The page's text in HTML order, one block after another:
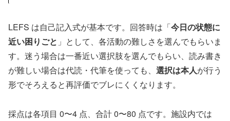
LEFS は自己記入式が基本です。回答時は「今日の状態に
近い困りごと 」として、各活動の難しさを選んでもらいま
す。迷う場合は一番近い選択肢を選んでもらい、読み書き
が難しい場合は代読・代筆を使っても、 選択は本人が行う
形でそろえると再評価でブレにくくなります。
採点は各項目 0〜4 点、合計 0〜80 点です。施設内では